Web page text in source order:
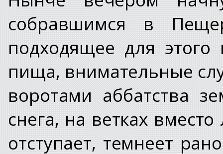
собравшимся в
подходящее для этого
пища, внимательные
воротами аббатства
снега, на ветках
отступает, темнеет